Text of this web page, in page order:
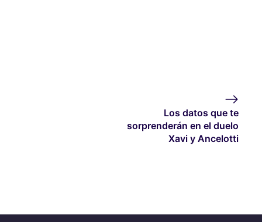
Los datos que te
sorprenderán en el duelo
Xavi y Ancelotti